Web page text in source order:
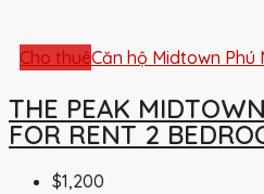
Cho thuêCăn hộ Midtown Phú
THE PEAK
FOR RENT 2
$1,200